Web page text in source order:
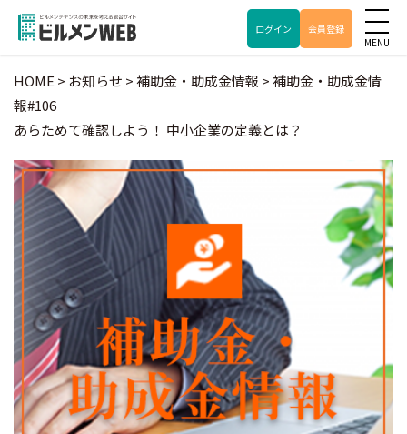
ログイン 会員登録
HOME > お知らせ >補助金・助成金情報 >補助金・助成金情
報#106
あらためて確認しよう！ 中小企業の定義とは？